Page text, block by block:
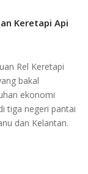
Keretapi Api
Rel Keretapi
bakal
ekonomi
tiga negeri pantai
dan Kelantan.